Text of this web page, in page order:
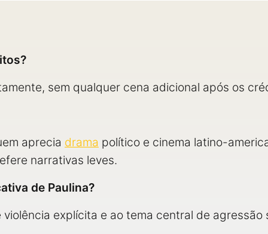
sem qualquer cena adicional após os
aprecia drama político e cinema latino-
narrativas leves.
de Paulina?
explícita e ao tema central de agressão